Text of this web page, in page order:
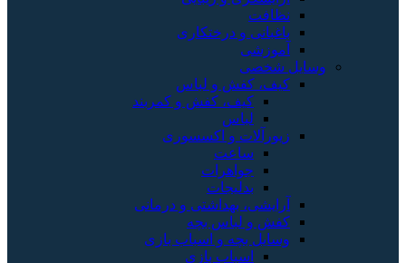
نظافت
باغبانی و درختکاری
آموزشی
وسایل شخصی
کیف، کفش و لباس
کیف، کفش و کمربند
لباس
زیورآلات و اکسسوری
ساعت
جواهرات
بدلیجات
آرایشی، بهداشتی و درمانی
کفش و لباس بچه
وسایل بچه و اسباب بازی
اسباب بازی